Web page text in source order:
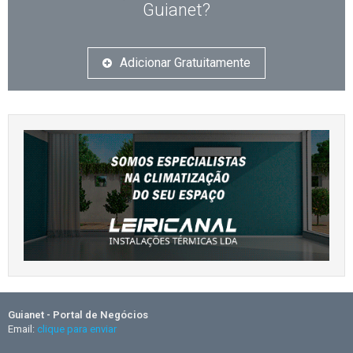
Guianet?
Adicionar Gratuitamente
Guianet - Portal de Negócios
Email: clique para enviar